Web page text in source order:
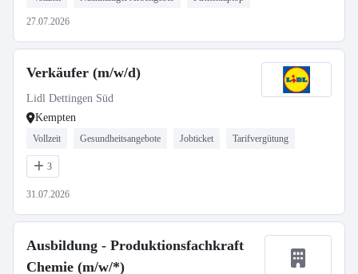
27.07.2026
Verkäufer (m/w/d)
Lidl Dettingen Süd
Kempten
Vollzeit Gesundheitsangebote Jobticket Tarifvergütung
3
31.07.2026
Ausbildung - Produktionsfachkraft
Chemie (m/w/*)